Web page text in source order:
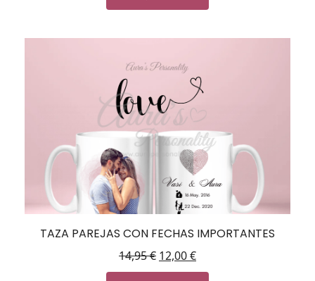
TAZA PAREJAS CON FECHAS IMPORTANTES
14,95€ 12,00€